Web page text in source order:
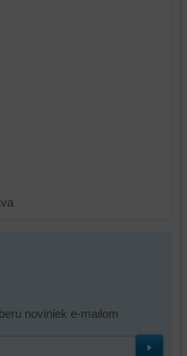
noviniek e-mailom